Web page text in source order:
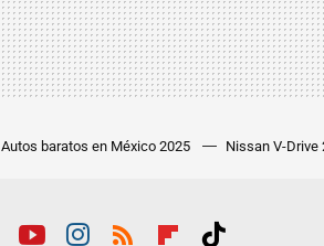
Autos baratos en México 2025 Nissan V-Drive